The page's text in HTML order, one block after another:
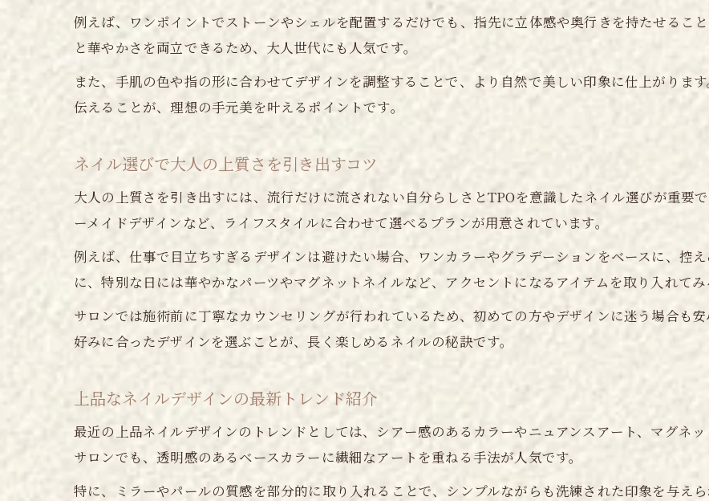
上質ネイルで毎日を豊かにするポイント
デザインネイルで得られる自信と満足感
生活シーン別おすすめネイルデザイン集
TPOに合わせたデザインネイルの選択ポイント
ネイルで上品さと清潔感を両立する秘訣
控えめでも華やかなネイルデザインのコツ
職場や行事におすすめのネイルカラー提案
長持ちネイルを楽しむための実用ポイント
ネイルを長持ちさせるためのケア方法とは
自爪に優しいネイル施術の選び方を解説
サロン選びで押さえたいネイルの実用性
例えば、ワンポイントでストーンやシェルを配置するだけでも、指先に立体感や奥行きを持たせるこ
と華やかさを両立できるため、大人世代にも人気です。
また、手肌の色や指の形に合わせてデザインを調整することで、より自然で美しい印象に仕上がりま
伝えることが、理想の手元美を叶えるポイントです。
ネイル選びで大人の上質さを引き出すコツ
大人の上質さを引き出すには、流行だけに流されない自分らしさとTPOを意識したネイル選びが重要
ーメイドデザインなど、ライフスタイルに合わせて選べるプランが用意されています。
例えば、仕事で目立ちすぎるデザインは避けたい場合、ワンカラーやグラデーションをベースに、控
に、特別な日には華やかなパーツやマグネットネイルなど、アクセントになるアイテムを取り入れてみ
サロンでは施術前に丁寧なカウンセリングが行われているため、初めての方やデザインに迷う場合も
好みに合ったデザインを選ぶことが、長く楽しめるネイルの秘訣です。
上品なネイルデザインの最新トレンド紹介
最近の上品ネイルデザインのトレンドとしては、シアー感のあるカラーやニュアンスアート、マグネ
サロンでも、透明感のあるベースカラーに繊細なアートを重ねる手法が人気です。
特に、ミラーやパールの質感を部分的に取り入れることで、シンプルながらも洗練された印象を与え